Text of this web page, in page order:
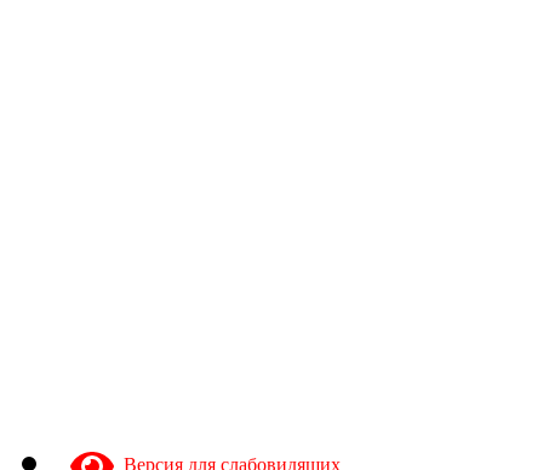
Версия для слабовидящих